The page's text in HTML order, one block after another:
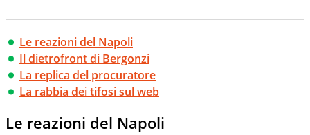
Le reazioni del Napoli
Il dietrofront di Bergonzi
La replica del procuratore
La rabbia dei tifosi sul web
Le reazioni del Napoli